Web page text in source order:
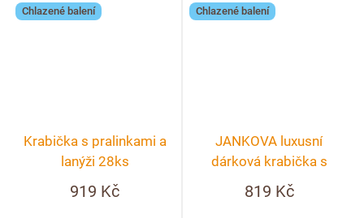
Chlazené balení
Krabička s pralinkami a
lanýži 28ks
919 Kč
Chlazené balení
JANKOVA luxusní
dárková krabička s
věnováním
819 Kč